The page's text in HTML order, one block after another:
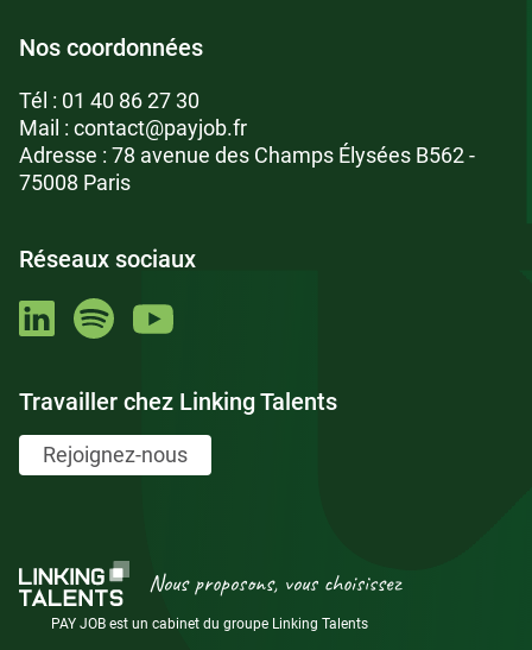
Nos coordonnées
Tél : 01 40 86 27 30
Mail : contact@payjob.fr
Adresse : 78 avenue des Champs Élysées B562 -
75008 Paris
Réseaux sociaux
Travailler chez Linking Talents
Rejoignez-nous
Nous proposons, vous choisissez
PAY JOB est un cabinet du groupe Linking Talents